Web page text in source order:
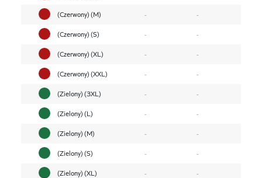
(Czerwony) (M)
-
-
(Czerwony) (S)
-
-
(Czerwony) (XL)
-
-
(Czerwony) (XXL)
-
-
(Zielony) (3XL)
-
-
(Zielony) (L)
-
-
(Zielony) (M)
-
-
(Zielony) (S)
-
-
(Zielony) (XL)
-
-